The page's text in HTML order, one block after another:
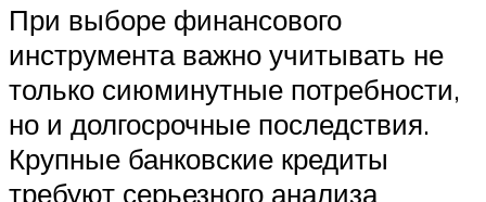
При выборе финансового
инструмента важно учитывать не
только сиюминутные потребности,
но и долгосрочные последствия.
Крупные банковские кредиты
требуют серьезного анализа